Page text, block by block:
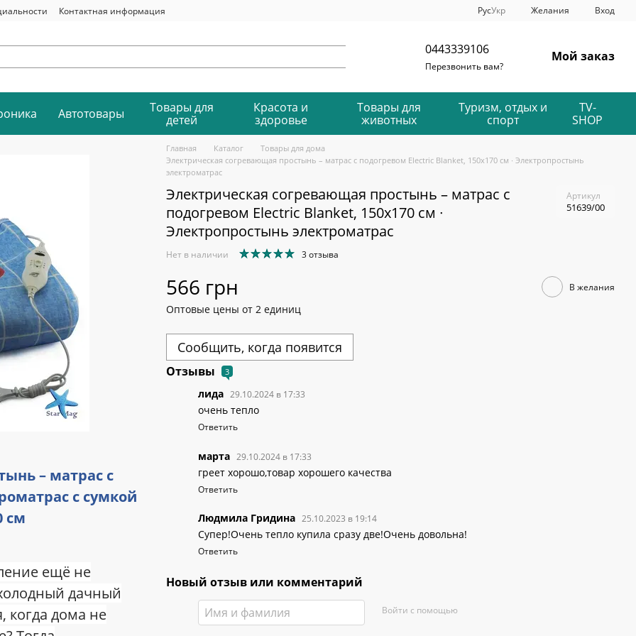
Контактная информация РусУкр Желания Вход
0443339106
Перезвонить вам?
Мой заказ
Автотовары
Товары для
детей
Красота и
здоровье
Товары для
животных
Туризм, отдых и
спорт
TV-
SHOP
– матрас с
с сумкой
см
ещё не
дачный
когда дома не
Главная Каталог
Товары для дома
Электрическая согревающая простынь – матрас с подогревом Electric Blanket, 150х170 см ∙ Электропростынь
электроматрас
Электрическая согревающая простынь – матрас с
подогревом Electric Blanket, 150х170 см ∙
Электропростынь электроматрас
Артикул
51639/00
Нет в наличии 3 отзыва
566 грн В желания
Оптовые цены от 2 единиц
Сообщить, когда появится
Отзывы 3
лида 29.10.2024 в 17:33
очень тепло
Ответить
марта 29.10.2024 в 17:33
греет хорошо,товар хорошего качества
Ответить
Людмила Гридина 25.10.2023 в 19:14
Супер!Очень тепло купила сразу две!Очень довольна!
Ответить
Новый отзыв или комментарий
Войти с помощью